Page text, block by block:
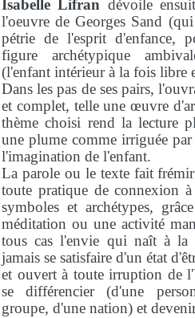
Isabelle Lifran dévoile
l'oeuvre de Georges Sand
pétrie de l'esprit d'enfance,
figure archétypique
(l'enfant intérieur à la fois libre
Dans les pas de ses pairs,
et complet, telle une œuvre
thème choisi rend la lecture
une plume comme irriguée
l'imagination de l'enfant.
La parole ou le texte fait
toute pratique de connexion
symboles et archétypes,
méditation ou une activité
tous cas l'envie qui naît à
jamais se satisfaire d'un état
et ouvert à toute irruption de
se différencier (d'une
groupe, d'une nation) et